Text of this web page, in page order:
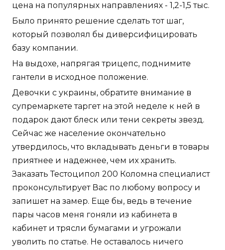
цена на популярных направлениях - 1,2-1,5 тыс.
Было принято решение сделать тот шаг,
который позволял бы диверсифицировать
базу компании.
На выдохе, напрягая трицепс, поднимите
гантели в исходное положение.
Девочки с украины, обратите внимание в
супремаркете таргет на этой неделе к ней в
подарок дают блеск или тени секреты звезд.
Сейчас же население окончательно
утвердилось, что вкладывать деньги в товары
приятнее и надежнее, чем их хранить.
Заказать Тестоципол 200 Коломна специалист
проконсультирует Вас по любому вопросу и
запишет на замер. Еще бы, ведь в течение
пары часов меня гоняли из кабинета в
кабинет и трясли бумагами и угрожали
уволить по статье. Не оставалось ничего